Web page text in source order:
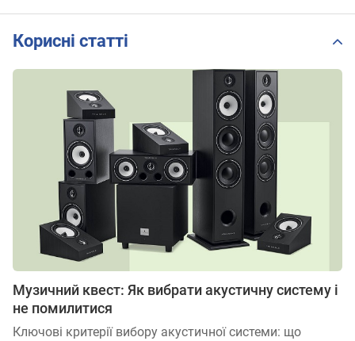
Корисні статті
Музичний квест: Як вибрати акустичну систему і
не помилитися
Ключові критерії вибору акустичної системи: що